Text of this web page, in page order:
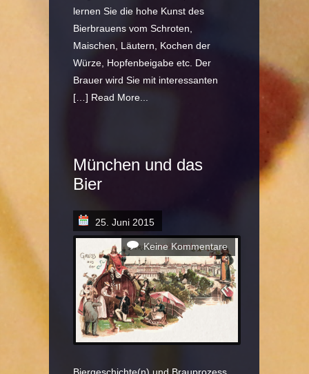
lernen Sie die hohe Kunst des
Bierbrauens vom Schroten,
Maischen, Läutern, Kochen der
Würze, Hopfenbeigabe etc. Der
Brauer wird Sie mit interessanten
[…] Read More...
München und das
Bier
25. Juni 2015
Keine Kommentare